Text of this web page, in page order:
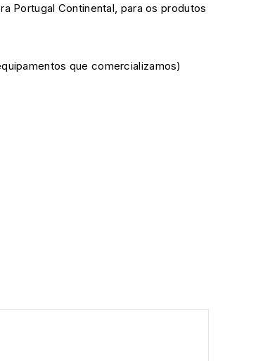
Portugal Continental, para os produtos
que comercializamos)